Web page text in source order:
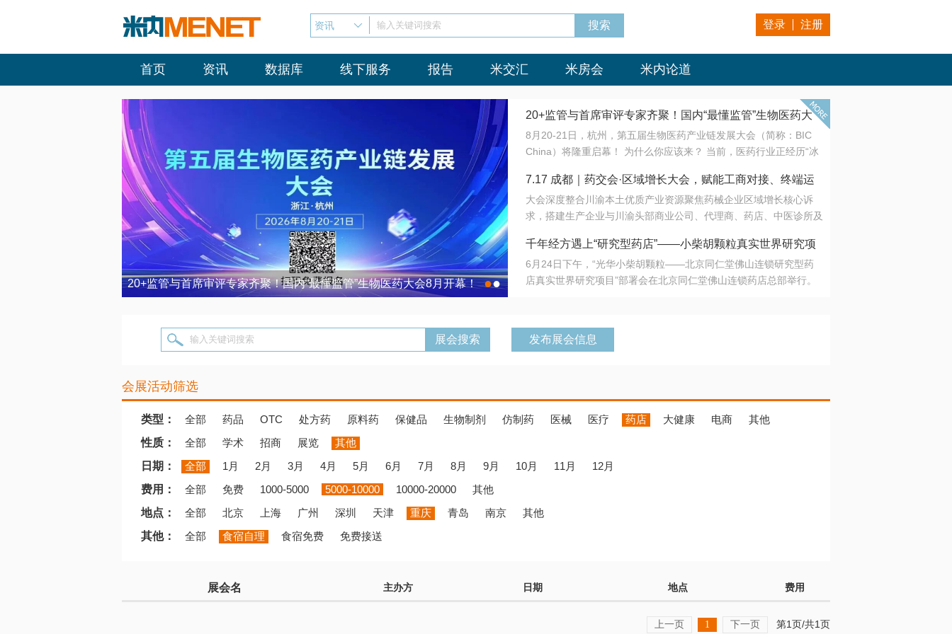
资讯 输入关键词搜索 登录 注册
首页 资讯 数据库 线下服务 报告 米交汇 米房会 米内论道
20+监管与首席审评专家齐聚！国内“最懂监管”生物医药大会8月开幕！ 7.17 成都｜药交会·区域增长大会，赋能工商对接、终端运营
●●
20+监管与首席审评专家齐聚！国内“最懂监管”生物医药大
会8月开幕！
8月20-21日，杭州，第五届生物医药产业链发展大会（简称：BIC
China）将隆重启幕！ 为什么你应该来？ 当前，医药行业正经历“冰
法正重新定义研发效率；另一端是创新药“最后一公里”的支付与入院
难题，呼唤更成熟的产业生态。 同质化“内卷”已无出路，全产业链协
同与出海能力建设才是破局关键。 本届大会以 “重构生态，定义未
算力突围；从中药创新、复杂药物制剂、CGT、多肽与小核酸的技
术攻坚，到CDMO的柔性智造。 我们致力于打破壁垒，让“实验
室”与“生产线”、“研发端”与“支付端”深度对话，更让监管、产业、资
7.17 成都｜药交会·区域增长大会，赋能工商对接、终端运
营
大会深度整合川渝本土优质产业资源聚焦药械企业区域增长核心诉
求，搭建生产企业与川渝头部商业公司、代理商、药店、中医诊所及
域增量份额夯实西南市场战略布局
千年经方遇上“研究型药店”——小柴胡颗粒真实世界研究项
目在北京同仁堂佛山连锁启动
6月24日下午，“光华小柴胡颗粒——北京同仁堂佛山连锁研究型药
店真实世界研究项目”部署会在北京同仁堂佛山连锁药店总部举行。
输入关键词搜索 发布展会信息
会展活动筛选
类型： 全部 药品 OTC 处方药 原料药 保健品 生物制剂 仿制药 医械 医疗 药店 大健康 电商
其他
性质：
全部 学术 招商 展览
其他
日期：
全部 1月 2月 3月 4月 5月 6月 7月 8月 9月 10月 11月
12月
费用：
全部 免费 1000-5000 5000-10000 10000-20000
其他
地点：
全部 北京 上海 广州 深圳 天津 重庆 青岛 南京
其他
其他：
全部 食宿自理 食宿免费 免费接送
展会名 主办方 日期 地点 费用
上一页 1 下一页 第1页/共1页